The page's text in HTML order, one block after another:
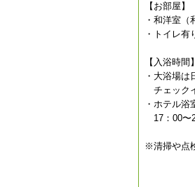
【お部屋】
・和洋室（
・トイレ有
【入浴時間】
・大浴場
チェック
・ホテル浴
17：00〜
※清掃や点